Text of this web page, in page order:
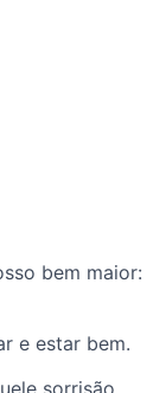
bem maior:
e estar bem.